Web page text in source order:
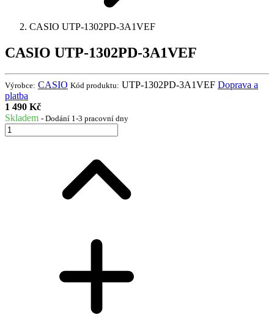
CASIO UTP-1302PD-3A1VEF
CASIO UTP-1302PD-3A1VEF
Výrobce: CASIO Kód produktu: UTP-1302PD-3A1VEF Doprava a
platba
1 490 Kč
Skladem - Dodání 1-3 pracovní dny